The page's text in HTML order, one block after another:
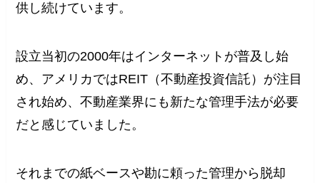
供し続けています。
設立当初の2000年はインターネットが普及し始
め、アメリカではREIT（不動産投資信託）が注目
され始め、不動産業界にも新たな管理手法が必要
だと感じていました。
それまでの紙ベースや勘に頼った管理から脱却